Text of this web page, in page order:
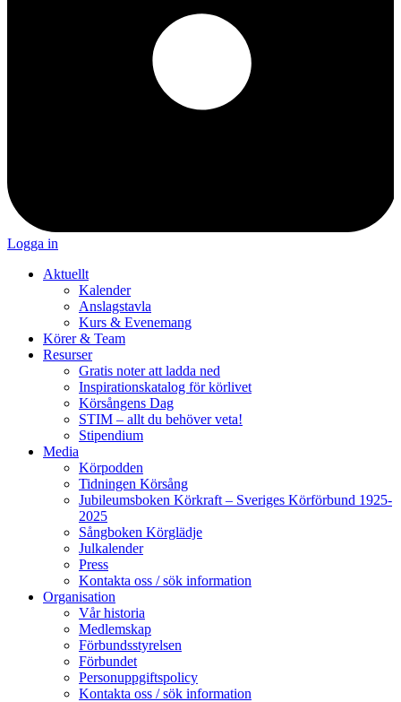
Logga in
Aktuellt
Kalender
Anslagstavla
Kurs & Evenemang
Körer & Team
Resurser
Gratis noter att ladda ned
Inspirationskatalog för körlivet
Körsångens Dag
STIM – allt du behöver veta!
Stipendium
Media
Körpodden
Tidningen Körsång
Jubileumsboken Körkraft – Sveriges Körförbund 1925-
2025
Sångboken Körglädje
Julkalender
Press
Kontakta oss / sök information
Organisation
Vår historia
Medlemskap
Förbundsstyrelsen
Förbundet
Personuppgiftspolicy
Kontakta oss / sök information